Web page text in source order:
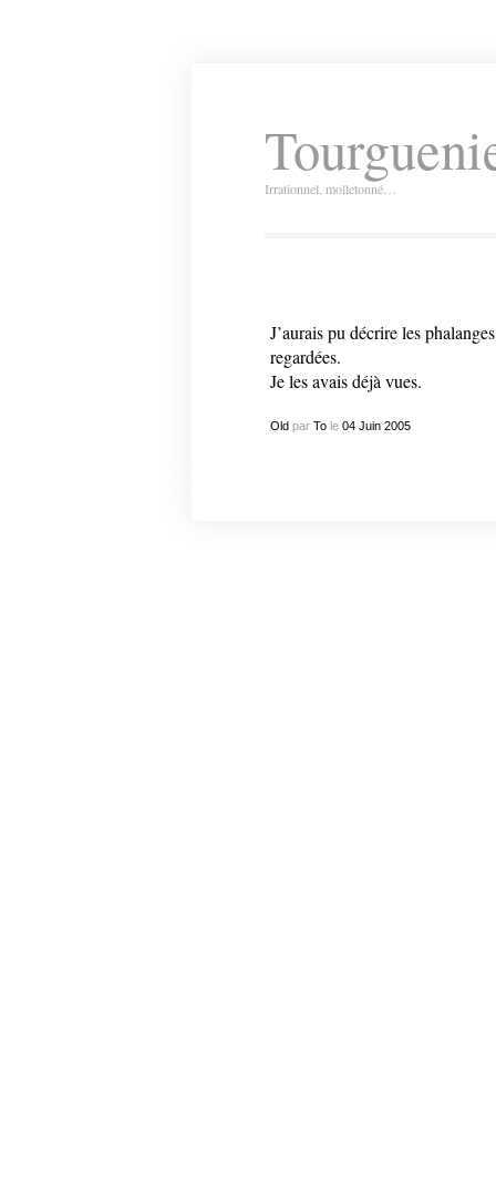
Irrationnel, molletonné…
J’aurais pu décrire les
regardées.
Je les avais déjà vues.
Oldpar Tole 04 Juin 2005